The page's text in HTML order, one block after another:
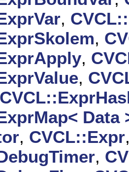
,
,
,
,
Data
, CVCL::Expr
,